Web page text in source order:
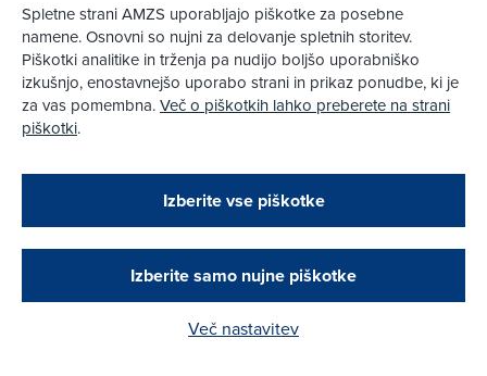
AMZS Center kartinga in moto športa znova odprt
Zapri
Podarjamo vam 10 €!
Obstoječi in novi AMZS člani, ki boste v AMZS
opravili registracijo vozila, boste prejeli
vrednostno darilno kartico z dobroimetjem v višini
Kako do darila?
Spletne strani AMZS uporabljajo piškotke za posebne
namene. Osnovni so nujni za delovanje spletnih storitev.
Piškotki analitike in trženja pa nudijo boljšo uporabniško
izkušnjo, enostavnejšo uporabo strani in prikaz ponudbe, ki je
za vas pomembna.Več o piškotkih lahko preberete na strani
piškotki.
Izberite vse piškotke
Izberite samo nujne piškotke
Več nastavitev